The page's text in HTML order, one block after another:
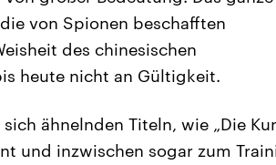
von Spionen beschafften
des chinesischen
heute nicht an Gültigkeit.
ähnelnden Titeln, wie „Die
und inzwischen sogar zum